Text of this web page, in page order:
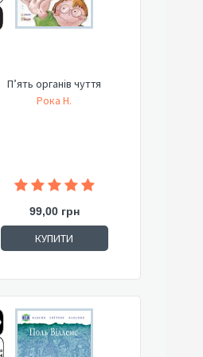
П’ять органів чуття
Рока Н.
99,00 грн
КУПИТИ